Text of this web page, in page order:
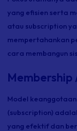
yang efisien serta
atau subscription
mempertahankan
cara membangun
Membership
Model keanggotaan
(subscription)
yang efektif dan